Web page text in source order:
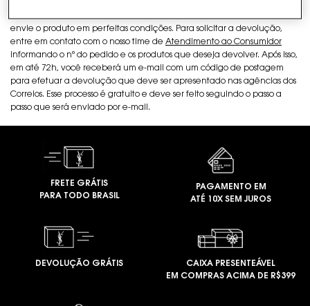
envie o produto em perfeitas condições. Para solicitar a devolução,
entre em contato com o nosso time de Atendimento ao Consumidor
informando o nº do pedido e os produtos que deseja devolver. Após isso,
em até 72h, você receberá um e-mail com um código de postagem
para efetuar a devolução que deve ser apresentado nas agências dos
Correios. Esse processo é gratuito e deve ser feito seguindo o passo a
passo que será enviado por e-mail.
FRETE GRÁTIS
PARA TODO BRASIL
PAGAMENTO EM
ATÉ 10X SEM JUROS
DEVOLUÇÃO GRÁTIS
CAIXA PRESENTEÁVEL
EM COMPRAS ACIMA DE R$399